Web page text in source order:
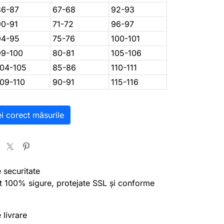
87 67-68
92-93
91 71-72
96-97
95 75-76
100-101
100 80-81
105-106
105 85-86
110-111
110 90-91 115-116
corect măsurile
securitate
100% sigure, protejate SSL și conforme
livrare